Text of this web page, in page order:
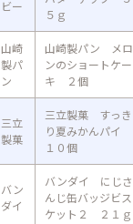
ビー
５ｇ
山崎
製パ
ン
山崎製パン メロ
ンのショートケー
キ ２個
三立
製菓
三立製菓 すっき
り夏みかんパイ
１０個
バン
ダイ
バンダイ にじさ
んじ缶バッジビス
ケット２ ２１ｇ